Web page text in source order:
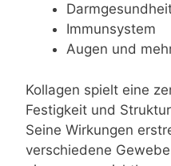
Immunsystem
Augen und
Kollagen spielt eine
Festigkeit und
Seine Wirkungen
verschiedene